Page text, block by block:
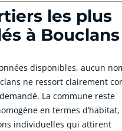
les plus
à Bouclans
disponibles, aucun
ne ressort clairement
La commune reste
en termes d’habitat,
individuelles qui attirent